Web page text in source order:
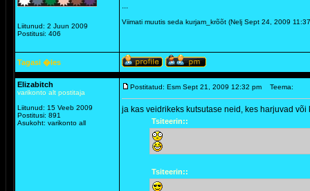
Liitunud: 2 Juun 2009
Postitusi: 406
...
Viimati muutis seda kurjam_krõõt (Nelj Sept 24, 2009
Tagasi �les
Elizabitch
varikonto alt postitaja
Liitunud: 15 Veeb 2009
Postitusi: 891
Asukoht: varikonto all
Postitatud: Esm Sept 21, 2009 12:32 pm Teema:
ja kas veidrikeks kutsutase neid, kes harjuvad
Tsiteerin::
Tsiteerin::